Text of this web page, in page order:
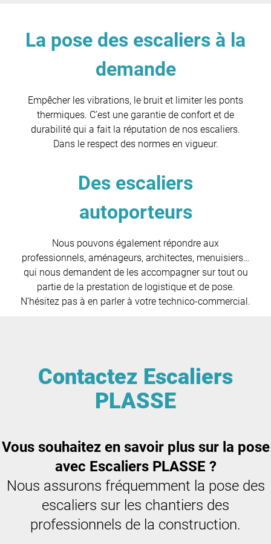
La pose des escaliers à la
demande
Empêcher les vibrations, le bruit et limiter les ponts
thermiques. C’est une garantie de confort et de
durabilité qui a fait la réputation de nos escaliers.
Dans le respect des normes en vigueur.
Des escaliers
autoporteurs
Nous pouvons également répondre aux
professionnels, aménageurs, architectes, menuisiers…
qui nous demandent de les accompagner sur tout ou
partie de la prestation de logistique et de pose.
N’hésitez pas à en parler à votre technico-commercial.
Contactez Escaliers
PLASSE
Vous souhaitez en savoir plus sur la pose
avec Escaliers PLASSE ?
Nous assurons fréquemment la pose des
escaliers sur les chantiers des
professionnels de la construction.